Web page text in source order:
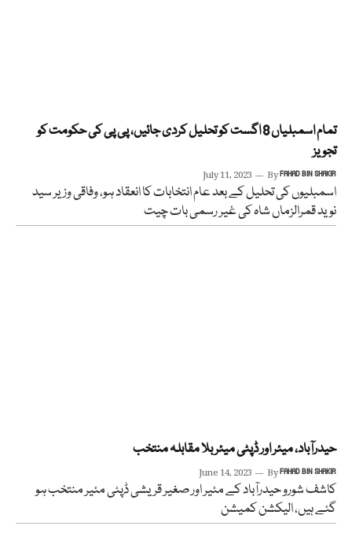
تمام اسمبلیاں 8 اگست کو تحلیل کردی جائیں، پی پی کی حکومت کو
تجویز
July 11, 2023 ByFAHAD BIN SHAKIR
اسمبلیوں کی تحلیل کے بعد عام انتخابات کا انعقاد ہو، وفاقی وزیر سید
نوید قمرالزماں شاہ کی غیر رسمی بات چیت
حیدرآباد، میئر اور ڈپٹی میئر بلا مقابلہ منتخب
June 14, 2023 ByFAHAD BIN SHAKIR
کاشف شورو حیدرآباد کے مئیر اور صغیر قریشی ڈپٹی مئیر منتخب ہو
گئے ہیں، الیکشن کمیشن